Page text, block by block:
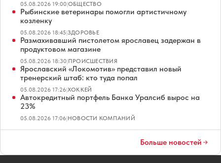
05.08.2026 19:00|ОБЩЕСТВО
Рыбинские ветеринары помогли артистичному
козленку
05.08.2026 18:45|ЗДОРОВЬЕ
Размахивавший пистолетом ярославец задержан в
продуктовом магазине
05.08.2026 18:30|ПРОИСШЕСТВИЯ
Ярославский «Локомотив» представил новый
тренерский штаб: кто туда попал
05.08.2026 17:26|ХОККЕЙ
Автокредитный портфель Банка Уралсиб вырос на
23%
05.08.2026 17:06|НОВОСТИ КОМПАНИЙ
Больше новостей